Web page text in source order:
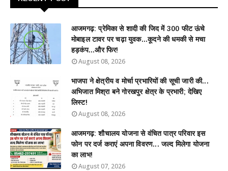
आजमगढ़: प्रेमिका से शादी की जिद में 300 फीट ऊंचे
मोबाइल टावर पर चढ़ा युवक...कूदने की धमकी से मचा
हड़कंप...और फिर!
August 08, 2026
भाजपा ने क्षेत्रीय व मोर्चा प्रभारियों की सूची जारी की...
अभिजात मिश्रा बने गोरखपुर क्षेत्र के प्रभारी; देखिए
लिस्ट!
August 08, 2026
आजमगढ़: शौचालय योजना से वंचित पात्र परिवार इस
फोन पर दर्ज कराएं अपना विवरण... जल्द मिलेगा योजना
का लाभ!
August 07, 2026